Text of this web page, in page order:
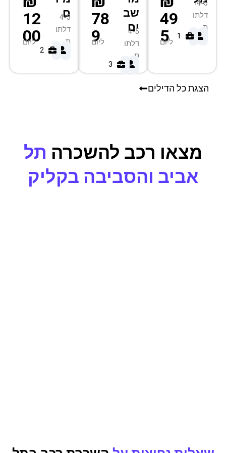
4-5
דלתו
ת
4
1
49
5
ליום
שב
ים
4-5
דלתו
ת
7
3
78
9
ליום
ם
4-5
דלתו
ת
5
2
12
00
ליום
הצגת כל הדילים
מצאו רכב להשכרה תל
אביב והסביבה בקליק